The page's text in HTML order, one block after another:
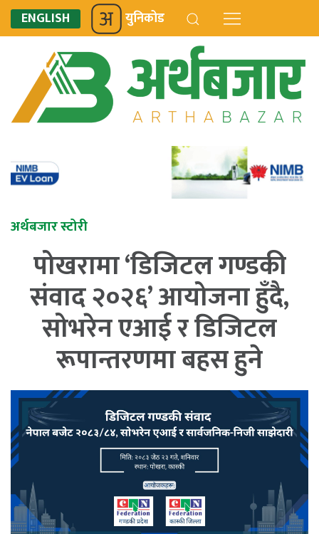
ENGLISH युनिकोड
अर्थबजार स्टोरी
पोखरामा ‘डिजिटल गण्डकी
संवाद २०२६’ आयोजना हुँदै,
सोभरेन एआई र डिजिटल
रूपान्तरणमा बहस हुने